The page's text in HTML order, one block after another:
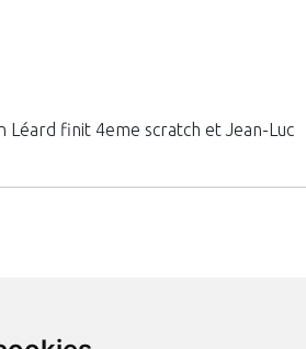
Léard finit 4eme scratch et Jean-Luc